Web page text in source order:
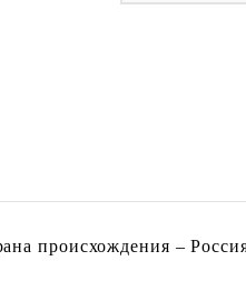
происхождения –